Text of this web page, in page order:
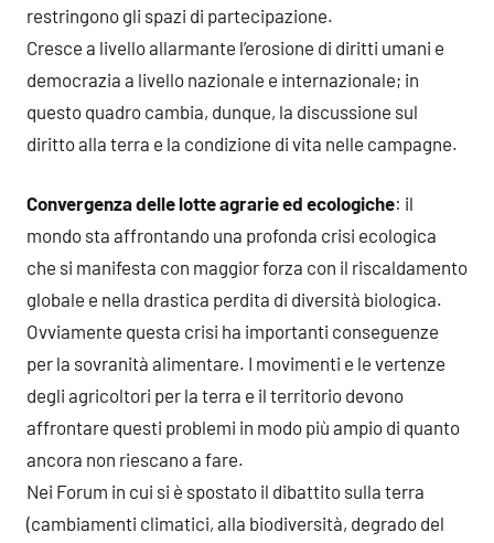
restringono gli spazi di partecipazione.
Cresce a livello allarmante l’erosione di diritti umani e
democrazia a livello nazionale e internazionale; in
questo quadro cambia, dunque, la discussione sul
diritto alla terra e la condizione di vita nelle campagne.
Convergenza delle lotte agrarie ed ecologiche: il
mondo sta affrontando una profonda crisi ecologica
che si manifesta con maggior forza con il riscaldamento
globale e nella drastica perdita di diversità biologica.
Ovviamente questa crisi ha importanti conseguenze
per la sovranità alimentare. I movimenti e le vertenze
degli agricoltori per la terra e il territorio devono
affrontare questi problemi in modo più ampio di quanto
ancora non riescano a fare.
Nei Forum in cui si è spostato il dibattito sulla terra
(cambiamenti climatici, alla biodiversità, degrado del